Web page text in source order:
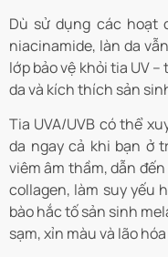
Dù sử dụng các hoạt
niacinamide, làn da
lớp bảo vệ khỏi tia UV
da và kích thích sản
Tia UVA/UVB có thể
da ngay cả khi bạn ở
viêm âm thầm, dẫn
collagen, làm suy yếu
bào hắc tố sản sinh
sạm, xỉn màu và lão